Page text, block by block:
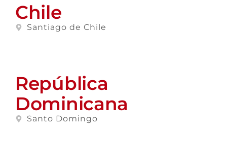
Chile
Santiago de Chile
República
Dominicana
Santo Domingo